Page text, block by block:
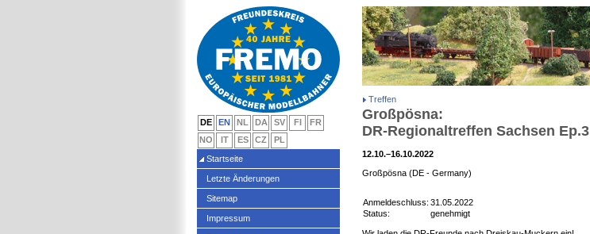
Treffen
Großpösna:
DR-Regionaltreffen Sachsen Ep.3
12.10.–16.10.2022
Großpösna (DE - Germany)
Anmeldeschluss: 31.05.2022
Status:
genehmigt
DE EN NL DA SV FI
FR
NO
IT ES CZ
PL
Startseite
Letzte Änderungen
Sitemap
Impressum